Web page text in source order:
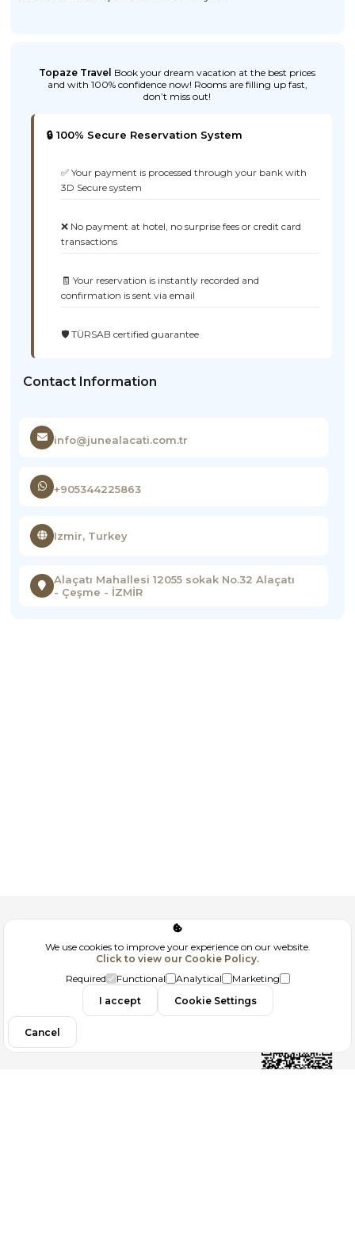
Topaze Travel Book your dream vacation at the best prices
and with 100% confidence now! Rooms are filling up fast,
don’t miss out!
🔒 100% Secure Reservation System
✅ Your payment is processed through your bank with
3D Secure system
❌ No payment at hotel, no surprise fees or credit card
transactions
🧾 Your reservation is instantly recorded and
confirmation is sent via email
🛡️ TÜRSAB certified guarantee
Contact Information
info@junealacati.com.tr
+905344225863
Izmir, Turkey
Alaçatı Mahallesi 12055 sokak No.32 Alaçatı
- Çeşme - İZMİR
Corporate
GDPR
Contact
We use cookies to improve your experience on our website.
Click to view our Cookie Policy.
Required
Functional Analytical
Marketing
I accept
Cookie Settings
Cancel